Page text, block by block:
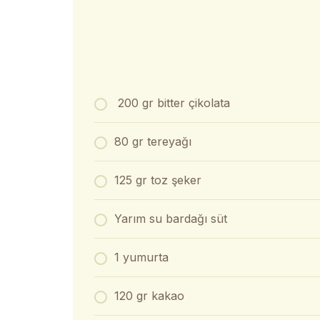
200 gr bitter çikolata
80 gr tereyağı
125 gr toz şeker
Yarım su bardağı süt
1 yumurta
120 gr kakao